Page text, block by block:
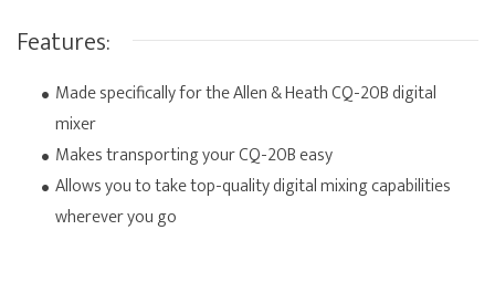
Features:
Made specifically for the Allen & Heath CQ-20B digital
mixer
Makes transporting your CQ-20B easy
Allows you to take top-quality digital mixing capabilities
wherever you go